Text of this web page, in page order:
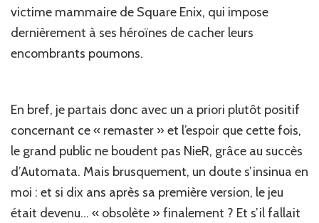
victime mammaire de Square Enix, qui impose
dernièrement à ses héroïnes de cacher leurs
encombrants poumons.
En bref, je partais donc avec un a priori plutôt positif
concernant ce « remaster » et l’espoir que cette fois,
le grand public ne boudent pas NieR, grâce au succès
d’Automata. Mais brusquement, un doute s’insinua en
moi : et si dix ans après sa première version, le jeu
était devenu… « obsolète » finalement ? Et s’il fallait